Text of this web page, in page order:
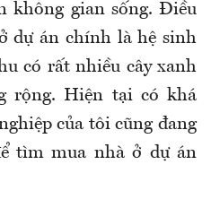
không gian sống. Điều
dự án chính là hệ sinh
có rất nhiều cây xanh
rộng. Hiện tại có khá
của tôi cũng đang
tìm mua nhà ở dự án